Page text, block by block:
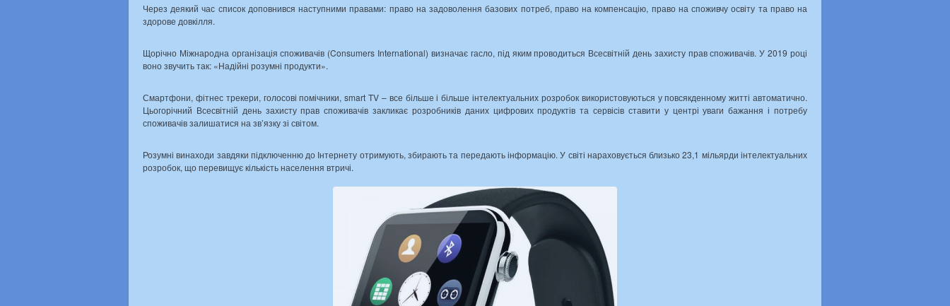
Через деякий час список доповнився наступними правами: право на задоволення базових потреб, право на компенсацію, право на споживчу освіту та право на
здорове довкілля.
Щорічно Міжнародна організація споживачів (Consumers International) визначає гасло, під яким проводиться Всесвітній день захисту прав споживачів. У 2019 році
воно звучить так: «Надійні розумні продукти».
Смартфони, фітнес трекери, голосові помічники, smart TV – все більше і більше інтелектуальних розробок використовуються у повсякденному житті автоматично.
Цьогорічний Всесвітній день захисту прав споживачів закликає розробників даних цифрових продуктів та сервісів ставити у центрі уваги бажання і потребу
споживачів залишатися на зв’язку зі світом.
Розумні винаходи завдяки підключенню до Інтернету отримують, збирають та передають інформацію. У світі нараховується близько 23,1 мільярди інтелектуальних
розробок, що перевищує кількість населення втричі.